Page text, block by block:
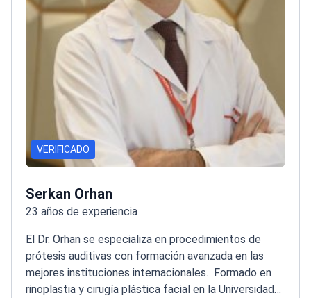
VERIFICADO
Serkan Orhan
23 años de experiencia
El Dr. Orhan se especializa en procedimientos de
prótesis auditivas con formación avanzada en las
mejores instituciones internacionales. Formado en
rinoplastia y cirugía plástica facial en la Universidad